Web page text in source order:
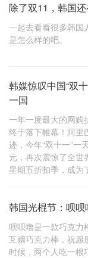
除了双11，韩国
一起去看看很多韩国
是怎么样的吧。
韩媒惊叹中国“双
一国
一年一度最大的网购
终于落下帷幕！阿里
迹，今年“双十一”一
元，再次震惊了全世
星期五折扣季，成为
韩国光棍节：呗呗
呗呗噜是一款巧克力
互赠巧克力棒，祝愿
时候，两个人吃一